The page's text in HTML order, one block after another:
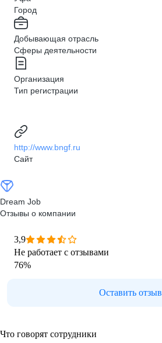
Город
Добывающая отрасль
Сферы деятельности
Организация
Тип регистрации
http://www.bngf.ru
Сайт
Dream Job
Отзывы о компании
3,9
Не работает с отзывами
76%
Оставить отзыв
Что говорят сотрудники